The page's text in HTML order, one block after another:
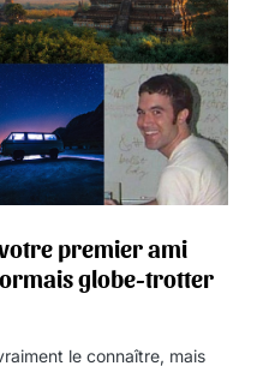
votre premier ami
globe-trotter
le connaître, mais